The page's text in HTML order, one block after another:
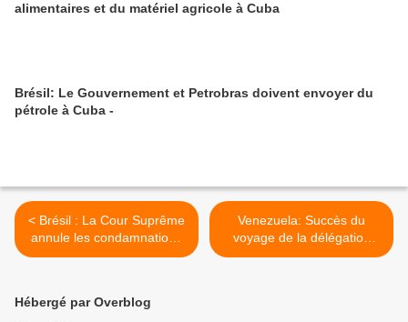
alimentaires et du matériel agricole à Cuba
Brésil: Le Gouvernement et Petrobras doivent envoyer du
pétrole à Cuba -
< Brésil : La Cour Suprême
annule les condamnations
de Lula
Venezuela: Succès du
voyage de la délégation
parlementaire à Bruxelles >
Hébergé par Overblog